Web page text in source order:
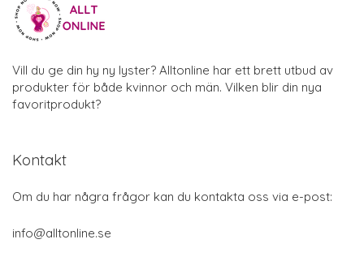
Vill du ge din hy ny lyster? Alltonline har ett brett utbud av
produkter för både kvinnor och män. Vilken blir din nya
favoritprodukt?
Kontakt
Om du har några frågor kan du kontakta oss via e-post:
info@alltonline.se